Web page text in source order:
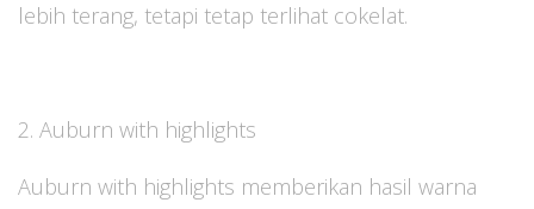
lebih terang, tetapi tetap terlihat cokelat.
2. Auburn with highlights
Auburn with highlights memberikan hasil warna